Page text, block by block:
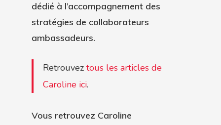
dédié à l’accompagnement des
stratégies de collaborateurs
ambassadeurs.
Retrouveztous les articles de
Caroline ici.
Vous retrouvez Caroline